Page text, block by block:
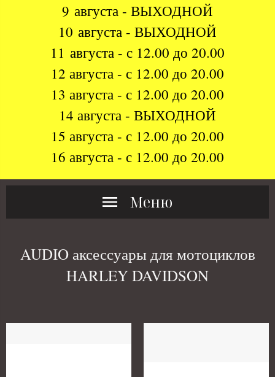
9 августа - ВЫХОДНОЙ
10 августа - ВЫХОДНОЙ
11 августа - с 12.00 до 20.00
12 августа - с 12.00 до 20.00
13 августа - с 12.00 до 20.00
14 августа - ВЫХОДНОЙ
15 августа - с 12.00 до 20.00
16 августа - с 12.00 до 20.00
Меню
AUDIO аксессуары для мотоциклов
HARLEY DAVIDSON